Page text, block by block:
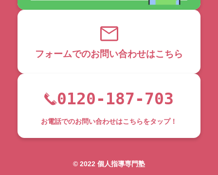
フォームでのお問い合わせはこちら
0120-187-703
お電話でのお問い合わせはこちらをタップ！
©︎ 2022 個人指導専門塾